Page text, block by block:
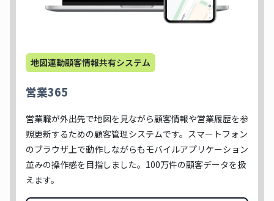
地図連動顧客情報共有システム
営業365
営業職が外出先で地図を見ながら顧客情報や営業履歴を参
照更新するための顧客管理システムです。スマートフォン
のブラウザ上で動作しながらもモバイルアプリケーション
並みの操作感を目指しました。100万件の顧客データを扱
えます。